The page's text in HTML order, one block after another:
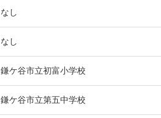
なし
なし
鎌ケ谷市立初富小学校
鎌ケ谷市立第五中学校